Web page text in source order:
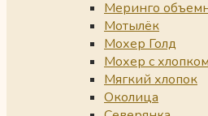
Меринго
Мотылёк
Мохер Голд
Мохер с хлопком
Мягкий хлопок
Околица